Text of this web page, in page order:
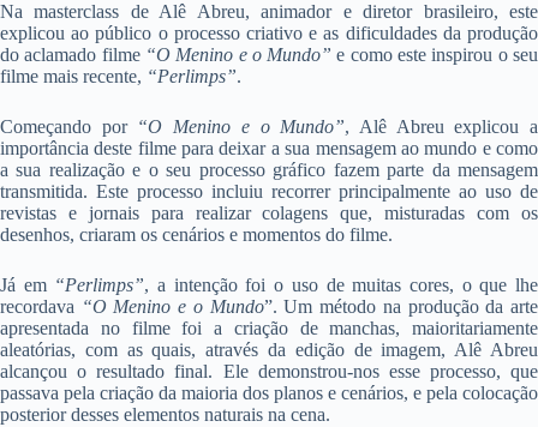
Na masterclass de Alê Abreu, animador e diretor brasileiro, este
explicou ao público o processo criativo e as dificuldades da produção
do aclamado filme “O Menino e o Mundo” e como este inspirou o seu
filme mais recente, “Perlimps”.
Começando por “O Menino e o Mundo”, Alê Abreu explicou a
importância deste filme para deixar a sua mensagem ao mundo e como
a sua realização e o seu processo gráfico fazem parte da mensagem
transmitida. Este processo incluiu recorrer principalmente ao uso de
revistas e jornais para realizar colagens que, misturadas com os
desenhos, criaram os cenários e momentos do filme.
Já em “Perlimps”, a intenção foi o uso de muitas cores, o que lhe
recordava “O Menino e o Mundo”. Um método na produção da arte
apresentada no filme foi a criação de manchas, maioritariamente
aleatórias, com as quais, através da edição de imagem, Alê Abreu
alcançou o resultado final. Ele demonstrou-nos esse processo, que
passava pela criação da maioria dos planos e cenários, e pela colocação
posterior desses elementos naturais na cena.